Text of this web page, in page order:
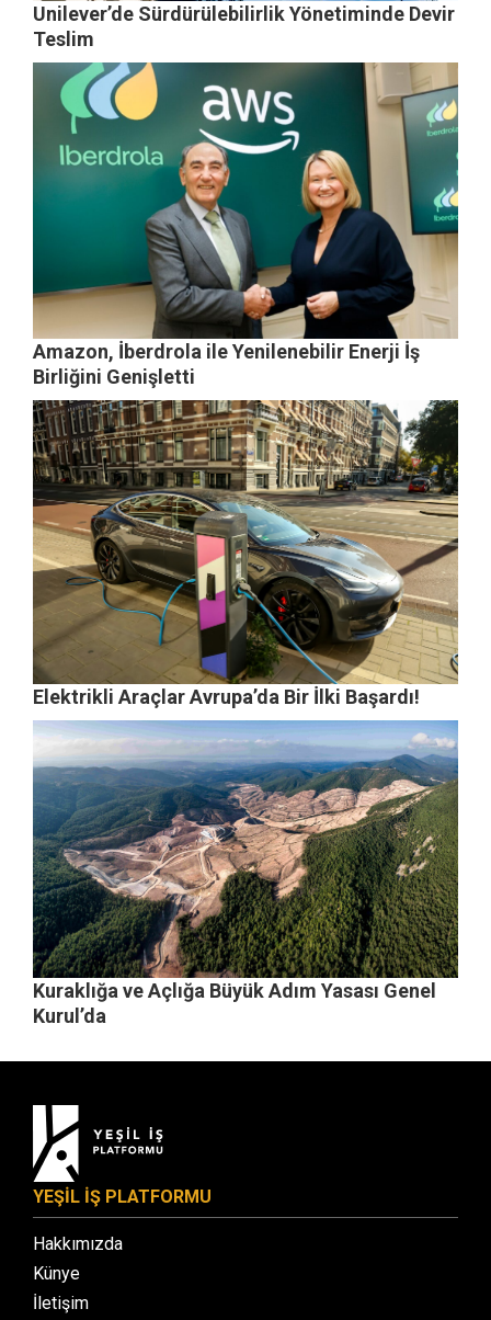
Unilever’de Sürdürülebilirlik Yönetiminde Devir
Teslim
Amazon, İberdrola ile Yenilenebilir Enerji İş
Birliğini Genişletti
Elektrikli Araçlar Avrupa’da Bir İlki Başardı!
Kuraklığa ve Açlığa Büyük Adım Yasası Genel
Kurul’da
YEŞİL İŞ PLATFORMU
Hakkımızda
Künye
İletişim